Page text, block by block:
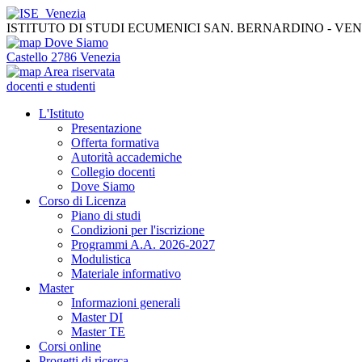
ISTITUTO DI STUDI ECUMENICI SAN. BERNARDINO -
Dove Siamo
Castello 2786 Venezia
Area riservata
docenti e studenti
L'Istituto
Presentazione
Offerta formativa
Autorità accademiche
Collegio docenti
Dove Siamo
Corso di Licenza
Piano di studi
Condizioni per l'iscrizione
Programmi A.A. 2026-2027
Modulistica
Materiale informativo
Master
Informazioni generali
Master DI
Master TE
Corsi online